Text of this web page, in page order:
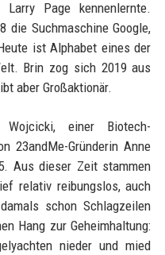
Page kennenlernte.
die Suchmaschine Google,
ist Alphabet eines der
Brin zog sich 2019 aus
aber Großaktionär.
einer Biotech-
23andMe-Gründerin Anne
Aus dieser Zeit stammen
relativ reibungslos, auch
schon Schlagzeilen
Hang zur Geheimhaltung:
nieder und mied